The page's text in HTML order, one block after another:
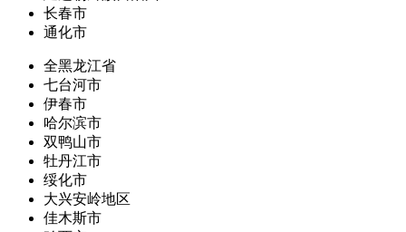
长春市
通化市
全黑龙江省
七台河市
伊春市
哈尔滨市
双鸭山市
牡丹江市
绥化市
大兴安岭地区
佳木斯市